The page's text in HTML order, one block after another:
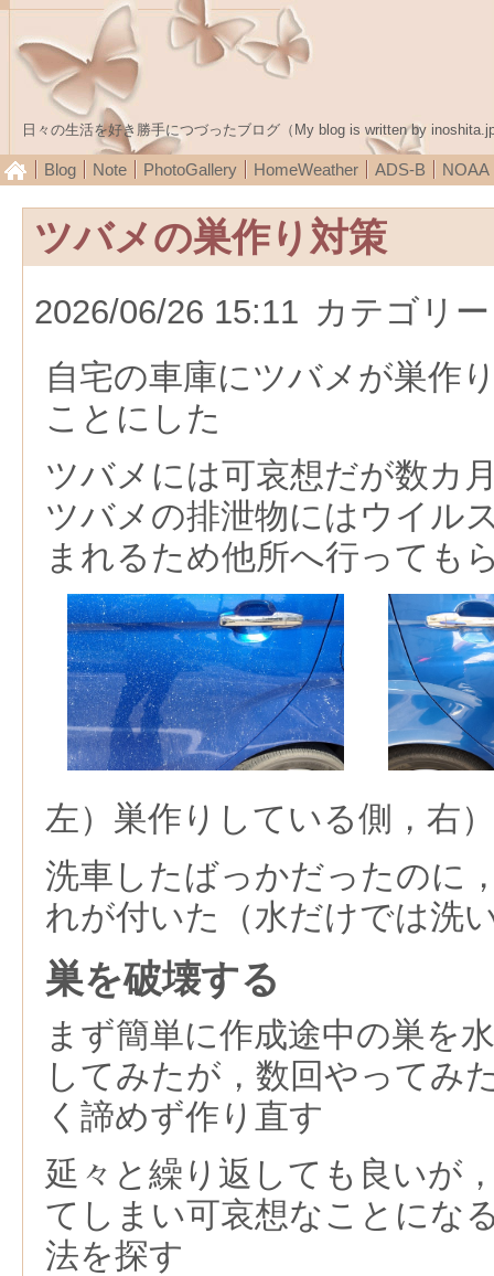
日々の生活を好き勝手につづったブログ（My blog is written by
Blog Note PhotoGallery HomeWeather ADS-B NOAA
ツバメの巣作り対策
2026/06/26 15:11 カテゴリ
自宅の車庫にツバメが巣作
ことにした
ツバメには可哀想だが数カ
ツバメの排泄物にはウイル
まれるため他所へ行っても
左）巣作りしている側，右
洗車したばっかだったのに
れが付いた（水だけでは洗
巣を破壊する
まず簡単に作成途中の巣を
してみたが，数回やってみ
く諦めず作り直す
延々と繰り返しても良いが
てしまい可哀想なことにな
法を探す